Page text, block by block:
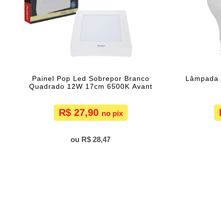
Painel Pop Led Sobrepor Branco
Quadrado 12W 17cm 6500K Avant
R$ 27,90
R$ 28,47
Lâmpada